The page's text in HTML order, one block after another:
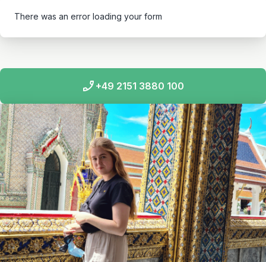
There was an error loading your form
+49 2151 3880 100